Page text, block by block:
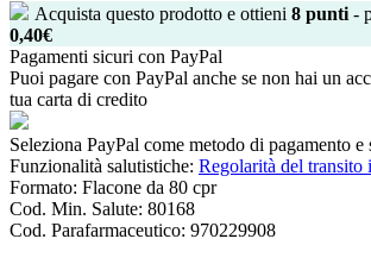
Acquista questo prodotto e ottieni 8 punti -
0,40€
Pagamenti sicuri con PayPal
Puoi pagare con PayPal anche se non hai un
tua carta di credito
Seleziona PayPal come metodo di pagamento
Funzionalità salutistiche: Regolarità del transito
Formato: Flacone da 80 cpr
Cod. Min. Salute: 80168
Cod. Parafarmaceutico: 970229908